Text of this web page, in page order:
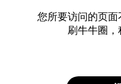
您所要访问的页
刷牛牛圈，